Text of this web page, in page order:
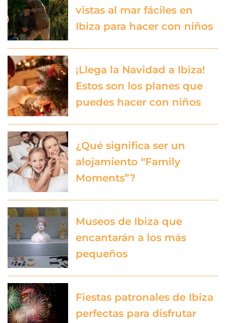
vistas al mar fáciles en
Ibiza para hacer con niños
¡Llega la Navidad a Ibiza!
Estos son los planes que
puedes hacer con niños
¿Qué significa ser un
alojamiento “Family
Moments”?
Museos de Ibiza que
encantarán a los más
pequeños
Fiestas patronales de Ibiza
perfectas para disfrutar